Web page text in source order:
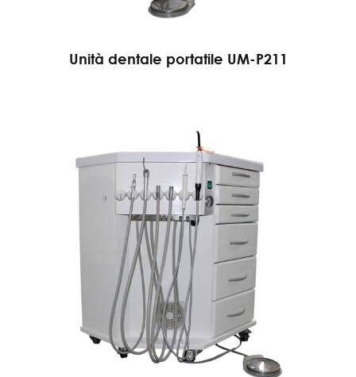
Unità dentale portatile UM-P211